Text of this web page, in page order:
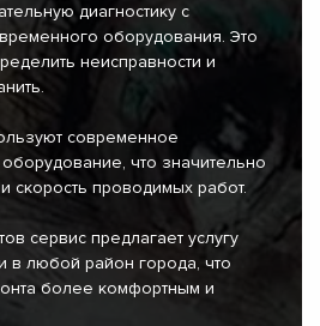
диагностику с
оборудования. Это
неисправности и
современное
что значительно
скорость проводимых работ.
сервис предлагает услугу
в любой район города, что
более комфортным и